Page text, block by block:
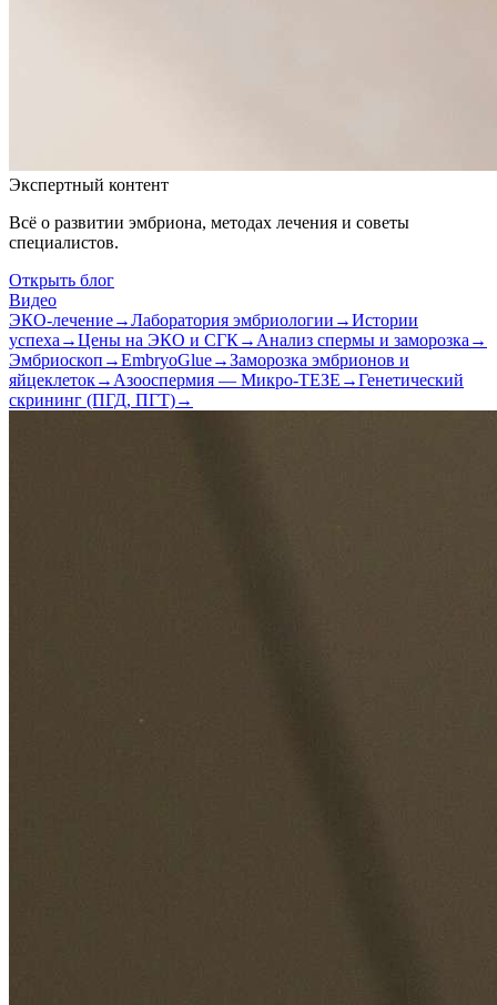
Экспертный контент
Всё о развитии эмбриона, методах лечения и советы
специалистов.
Открыть блог
Видео
ЭКО-лечение→Лаборатория эмбриологии →Истории
успеха →Цены на ЭКО и СГК→ Анализ спермы и заморозка →
Эмбриоскоп →EmbryoGlue→Заморозка эмбрионов и
яйцеклеток→ Азооспермия — Микро-ТЕЗЕ →Генетический
скрининг (ПГД, ПГТ)→